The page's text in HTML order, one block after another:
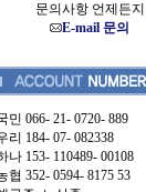
문의사항 언제든지
E-mail 문의
민 066- 21- 0720- 889
리 184- 07- 082338
나 153- 110489- 00108
협 352- 0594- 8175 53